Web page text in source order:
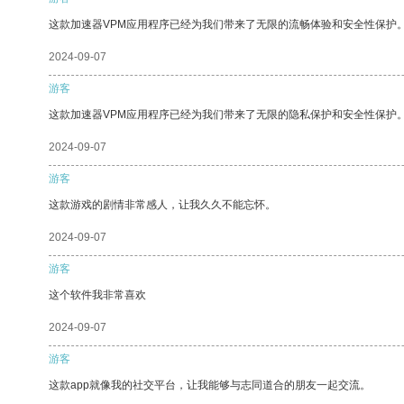
这款加速器VPM应用程序已经为我们带来了无限的流畅体验和安全性保护
2024-09-07
游客
这款加速器VPM应用程序已经为我们带来了无限的隐私保护和安全性保护
2024-09-07
游客
这款游戏的剧情非常感人，让我久久不能忘怀。
2024-09-07
游客
这个软件我非常喜欢
2024-09-07
游客
这款app就像我的社交平台，让我能够与志同道合的朋友一起交流。